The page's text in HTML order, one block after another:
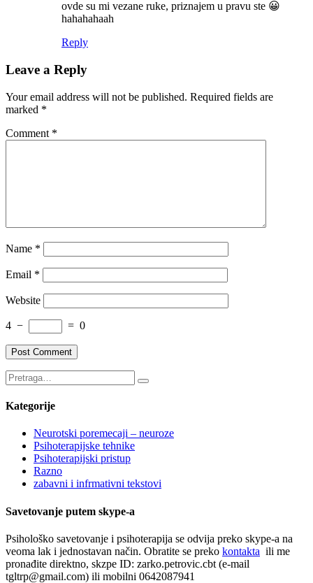
ovde su mi vezane ruke, priznajem u pravu ste 😀
hahahahaah
Reply
Leave a Reply
Your email address will not be published. Required fields are
marked *
Comment *
Name *
Email *
Website
4 − = 0
Kategorije
Neurotski poremecaji – neuroze
Psihoterapijske tehnike
Psihoterapijski pristup
Razno
zabavni i infrmativni tekstovi
Savetovanje putem skype-a
Psihološko savetovanje i psihoterapija se odvija preko skype-a na
veoma lak i jednostavan način. Obratite se preko kontakta ili me
pronađite direktno, skzpe ID: zarko.petrovic.cbt (e-mail
tgltrp@gmail.com) ili mobilni 0642087941